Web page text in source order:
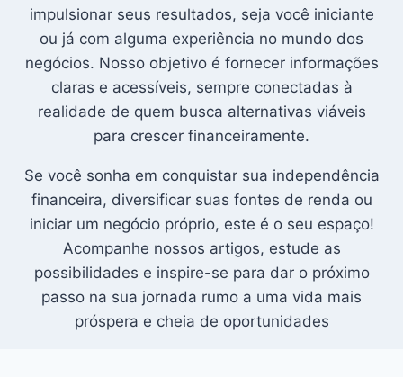
impulsionar seus resultados, seja você iniciante
ou já com alguma experiência no mundo dos
negócios. Nosso objetivo é fornecer informações
claras e acessíveis, sempre conectadas à
realidade de quem busca alternativas viáveis
para crescer financeiramente.
Se você sonha em conquistar sua independência
financeira, diversificar suas fontes de renda ou
iniciar um negócio próprio, este é o seu espaço!
Acompanhe nossos artigos, estude as
possibilidades e inspire-se para dar o próximo
passo na sua jornada rumo a uma vida mais
próspera e cheia de oportunidades